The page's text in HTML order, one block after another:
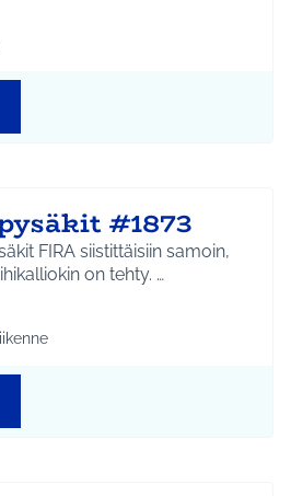
mukaan: Hyrylä
teeman mukaan: Ympäristö
#1873
FIRA siistittäisiin samoin,
on tehty. …
mukaan: Riihikallio
teeman mukaan: Infra ja liikenne